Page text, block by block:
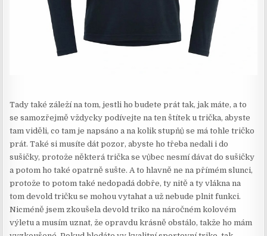
Tady také záleží na tom, jestli ho budete prát tak, jak máte, a to
se samozřejmě vždycky podívejte na ten štítek u trička, abyste
tam viděli, co tam je napsáno a na kolik stupňů se má tohle tričko
prát. Také si musíte dát pozor, abyste ho třeba nedali i do
sušičky, protože některá trička se vůbec nesmí dávat do sušičky
a potom ho také opatrně sušte. A to hlavně ne na přímém slunci,
protože to potom také nedopadá dobře, ty nitě a ty vlákna na
tom devold tričku se mohou vytahat a už nebude plnit funkci.
Nicméně jsem zkoušela devold triko na náročném kolovém
výletu a musím uznat, že opravdu krásně obstálo, takže ho mám